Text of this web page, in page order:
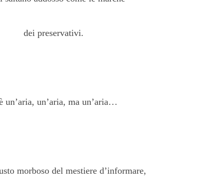
dei preservativi.
un’aria, un’aria, ma un’aria…
morboso del mestiere d’informare,